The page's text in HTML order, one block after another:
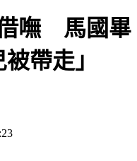
嘸 馬國畢
帶走」